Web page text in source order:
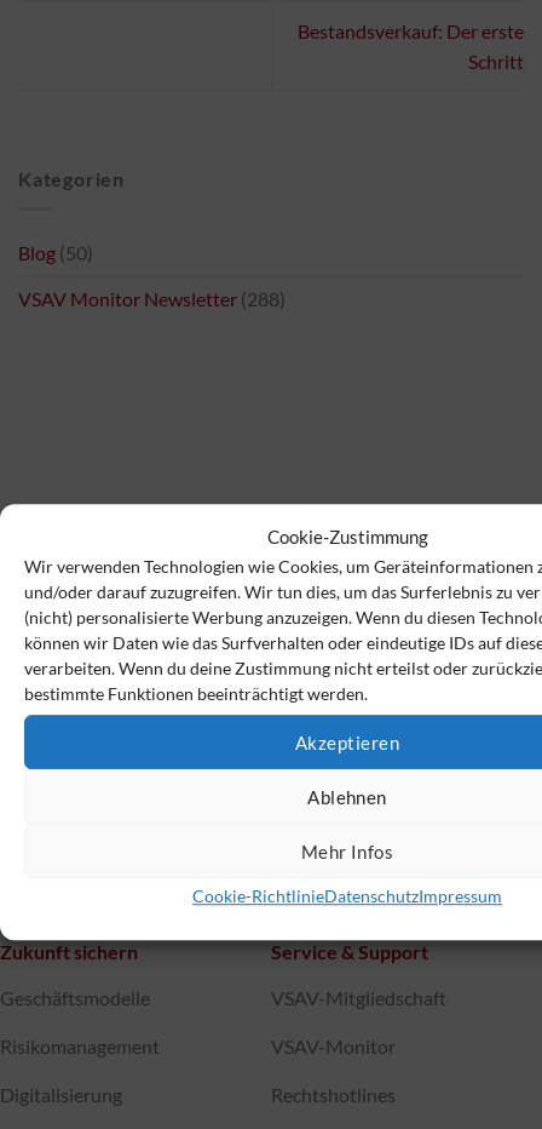
Cookie-Zustimmung
Wir verwenden Technologien wie Cookies, um Geräteinformationen
und/oder darauf zuzugreifen. Wir tun dies, um das Surferlebnis zu
(nicht) personalisierte Werbung anzuzeigen. Wenn du diesen
können wir Daten wie das Surfverhalten oder eindeutige IDs auf
verarbeiten. Wenn du deine Zustimmung nicht erteilst oder
bestimmte Funktionen beeinträchtigt werden.
Akzeptieren
Ablehnen
Mehr Infos
Cookie-RichtlinieDatenschutzImpressum
Bestandsverkauf: Der erste
Schritt
Kategorien
Blog (50)
VSAV Monitor Newsletter (288)
Der VSAV-Monitor – immer bestens informiert
brandaktuell|mit vielen Tipps und konkreten Hilfen|mit
wirkungsvollen Angeboten nur für Newsletter-Abonnenten
Zukunft sichern
Geschäftsmodelle
Risikomanagement
Digitalisierung
Service & Support
VSAV-Mitgliedschaft
VSAV-Monitor
Rechtshotlines